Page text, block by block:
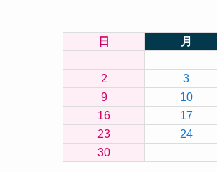
日 月
2
3
9
10
16
17
23
24
30